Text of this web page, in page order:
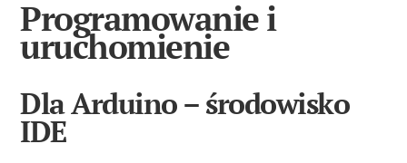
Programowanie i
uruchomienie
Dla Arduino – środowisko
IDE